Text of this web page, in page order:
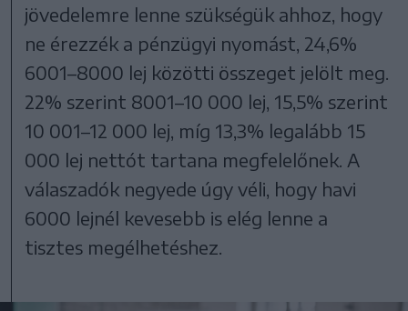
jövedelemre lenne szükségük ahhoz, hogy
ne érezzék a pénzügyi nyomást, 24,6%
6001–8000 lej közötti összeget jelölt meg.
22% szerint 8001–10 000 lej, 15,5% szerint
10 001–12 000 lej, míg 13,3% legalább 15
000 lej nettót tartana megfelelőnek. A
válaszadók negyede úgy véli, hogy havi
6000 lejnél kevesebb is elég lenne a
tisztes megélhetéshez.